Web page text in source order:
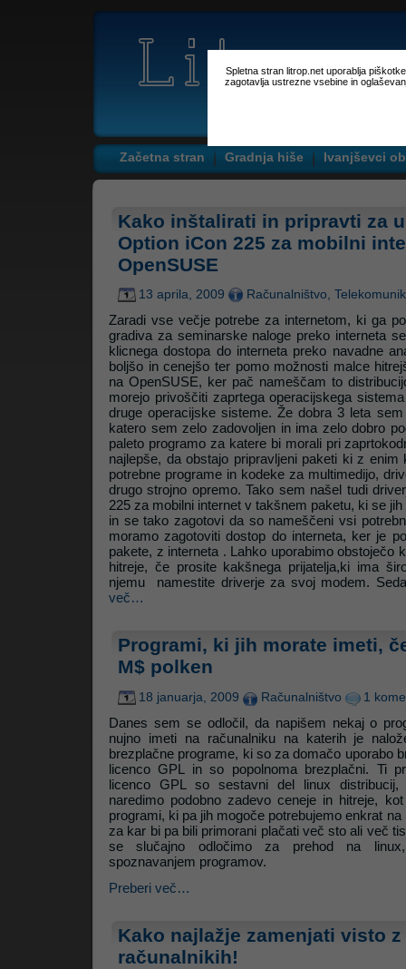
Spletna stran litrop.net uporablja
zagotavlja ustrezne vsebine in
Litrop.net
Začetna stran Gradnja hiše Ivanjševci
Kako inštalirati in pripravti za
Option iCon 225 za mobilni
OpenSUSE
13 aprila, 2009 Računalništvo,
Zaradi vse večje potrebe za internetom, ki ga
gradiva za seminarske naloge preko interneta
klicnega dostopa do interneta preko navadne
boljšo in cenejšo ter pomo možnosti malce
na OpenSUSE, ker pač nameščam to
morejo privoščiti zaprtega operacijskega
druge operacijske sisteme. Že dobra 3 leta
katero sem zelo zadovoljen in ima zelo dobro
paleto programo za katere bi morali pri
najlepše, da obstajo pripravljeni paketi ki z
potrebne programe in kodeke za multimedijo,
drugo strojno opremo. Tako sem našel tudi
225 za mobilni internet v takšnem paketu, ki se
in se tako zagotovi da so nameščeni vsi
moramo zagotoviti dostop do interneta, ker je
pakete, z interneta . Lahko uporabimo obstoječo
hitreje, če prosite kakšnega prijatelja,ki ima
njemu namestite driverje za svoj modem.
več…
Programi, ki jih morate imeti,
M$ polken
18 januarja, 2009 Računalništvo 1
Danes sem se odločil, da napišem nekaj o
nujno imeti na računalniku na katerih je
brezplačne programe, ki so za domačo uporabo
licenco GPL in so popolnoma brezplačni. Ti
licenco GPL so sestavni del linux
naredimo podobno zadevo ceneje in hitreje,
programi, ki pa jih mogoče potrebujemo enkrat
za kar bi pa bili primorani plačati več sto ali več
se slučajno odločimo za prehod na
spoznavanjem programov.
Preberi več…
Kako najlažje zamenjati visto
računalnikih!